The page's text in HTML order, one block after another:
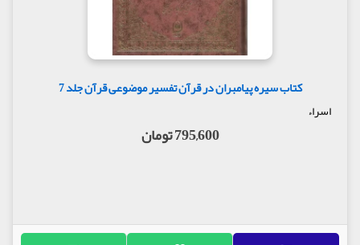
کتاب سیره پیامبران در قرآن تفسیر موضوعی قرآن جلد 7
اسراء
795,600 تومان